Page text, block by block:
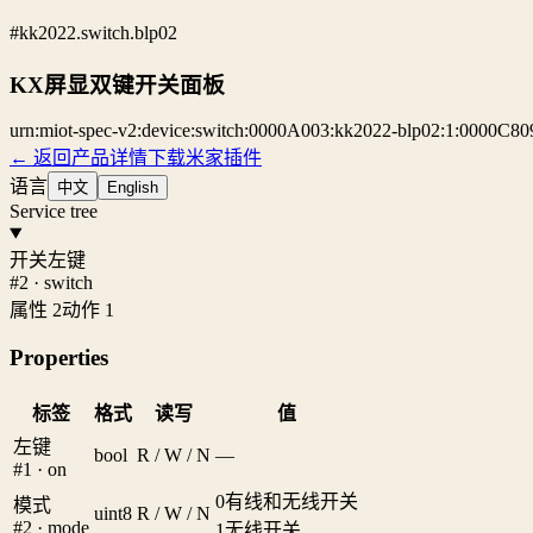
#kk2022.switch.blp02
KX屏显双键开关面板
urn:miot-spec-v2:device:switch:0000A003:kk2022-
← 返回产品详情下载米家插件
语言 中文 English
Service tree
开关左键
#2 · switch
属性 2动作 1
Properties
标签 格式 读写
值
左键
#1 · on
bool R / W / N —
模式
#2 · mode
uint8 R / W / N
0有线和无线开关